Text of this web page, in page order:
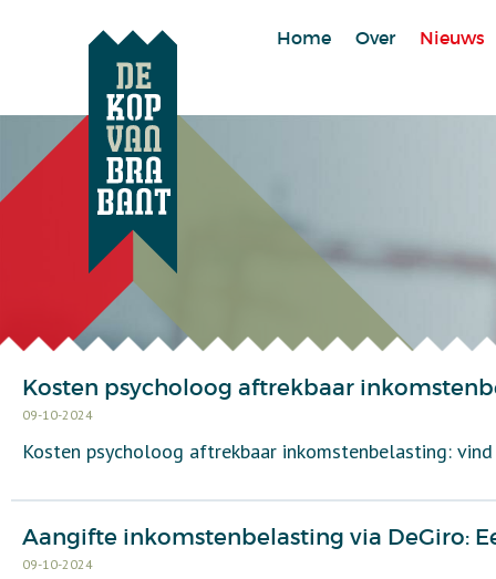
Home Over Nieuws
Kosten psycholoog aftrekbaar
09-10-2024
Kosten psycholoog aftrekbaar inkomstenbelasting:
Aangifte inkomstenbelasting via DeGiro:
09-10-2024